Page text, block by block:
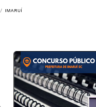
/ IMARUÍ